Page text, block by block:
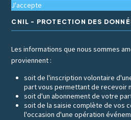
J'accepte
CNIL - PROTECTION DES
Les informations que nous sommes
proviennent :
soit de l'inscription volontaire
part vous permettant de recevoir
soit d'un abonnement de votre
soit de la saisie complète de vos
l'occasion d'une opération